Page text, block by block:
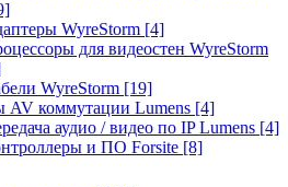
WyreStorm [4]
для видеостен WyreStorm
WyreStorm [19]
AV коммутации Lumens [4]
аудио / видео по IP Lumens [4]
и ПО Forsite [8]